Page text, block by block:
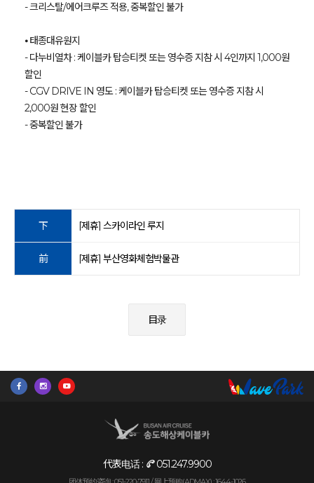
- 크리스탈/에어크루즈 적용, 중복할인 불가
⦁ 태종대유원지
- 다누비열차 : 케이블카 탑승티켓 또는 영수증 지참 시 4인까지 1,000원
할인
- CGV DRIVE IN 영도 : 케이블카 탑승티켓 또는 영수증 지참 시
2,000원 현장 할인
- 중복할인 불가
下 [제휴] 스카이라인 루지
前 [제휴] 부산영화체험박물관
目录
代表电话 : 051.247.9900